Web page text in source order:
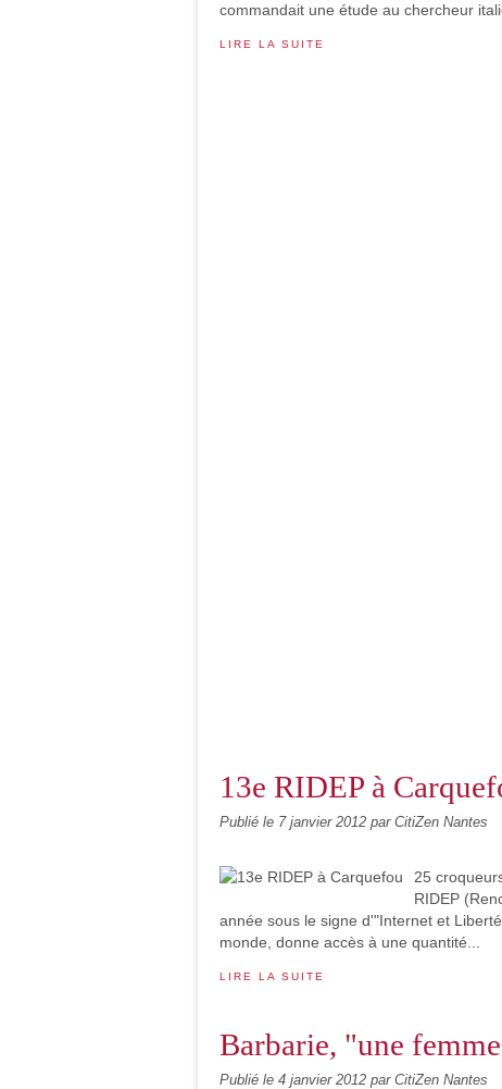
commandait une étude au chercheur
LIRE LA SUITE
13e RIDEP à
Publié le 7 janvier 2012 par CitiZen Nantes
25
RIDEP
année sous le signe d'"Internet et
monde, donne accès à une quantité...
LIRE LA SUITE
Barbarie, "une
Publié le 4 janvier 2012 par CitiZen Nantes